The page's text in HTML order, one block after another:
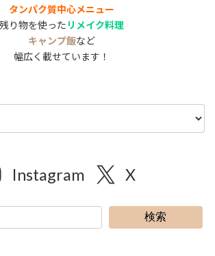
タンパク質中心メニュー
残り物を使った リメイク料理
キャンプ飯など
幅広く載せています！
Instagram X
検索